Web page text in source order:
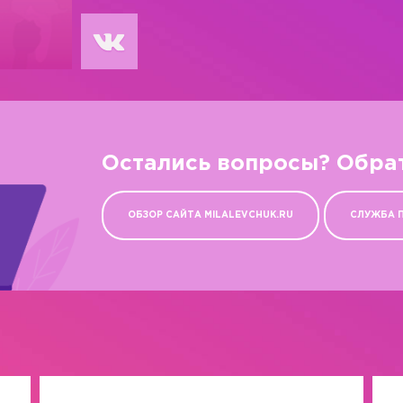
Остались вопросы?
ОБЗОР САЙТА MILALEVCHUK.RU СЛУЖБА